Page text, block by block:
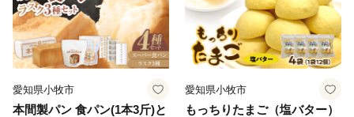
愛知県小牧市
本間製パン 食パン(1本3斤)と
愛知県小牧市
もっちりたまご（塩バター）